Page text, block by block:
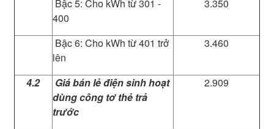
Bậc 5: Cho kWh từ 301 -
400
3.350
Bậc 6: Cho kWh từ 401 trở
lên
3.460
4.2
Giá bán lẻ điện sinh hoạt
dùng công tơ thẻ trả
trước
2.909